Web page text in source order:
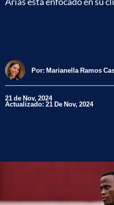
Por: Marianella Ramos
21 de Nov, 2024
Actualizado: 21 De Nov, 2024